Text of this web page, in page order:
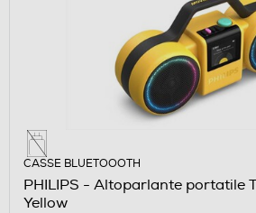
CASSE BLUETOOOTH
PHILIPS - Altoparlante portatile
Yellow